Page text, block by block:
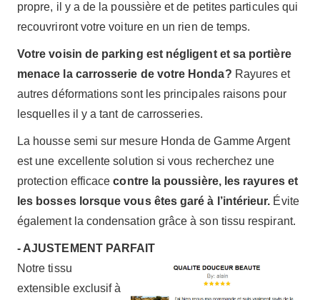
propre, il y a de la poussière et de petites particules qui
recouvriront votre voiture en un rien de temps.
Votre voisin de parking est négligent et sa portière
menace la carrosserie de votre Honda? Rayures et
autres déformations sont les principales raisons pour
lesquelles il y a tant de carrosseries.
La housse semi sur mesure Honda de Gamme Argent
est une excellente solution si vous recherchez une
protection efficacecontre la poussière, les rayures et
les bosses lorsque vous êtes garé à l’intérieur. Évite
également la condensation grâce à son tissu respirant.
- AJUSTEMENT PARFAIT
Notre tissu
extensible exclusif à